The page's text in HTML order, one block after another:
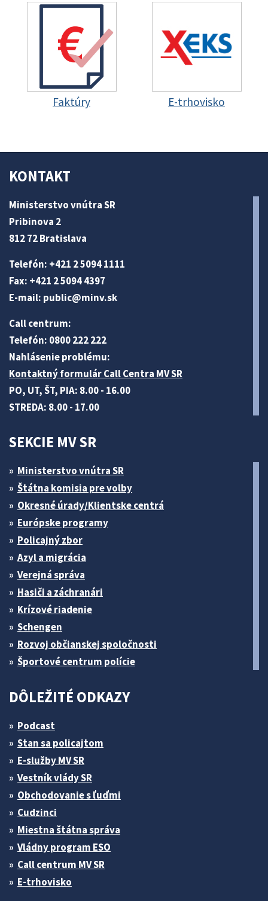
Faktúry E-trhovisko
KONTAKT
Ministerstvo vnútra SR
Pribinova 2
812 72 Bratislava
Telefón: +421 2 5094 1111
Fax: +421 2 5094 4397
E-mail: public@minv.sk
Call centrum:
Telefón: 0800 222 222
Nahlásenie problému:
Kontaktný formulár Call Centra MV SR
PO, UT, ŠT, PIA: 8.00 - 16.00
STREDA: 8.00 - 17.00
SEKCIE MV SR
Ministerstvo vnútra SR
Štátna komisia pre volby
Okresné úrady/Klientske centrá
Európske programy
Policajný zbor
Azyl a migrácia
Verejná správa
Hasiči a záchranári
Krízové riadenie
Schengen
Rozvoj občianskej spoločnosti
Športové centrum polície
DÔLEŽITÉ ODKAZY
Podcast
Stan sa policajtom
E-služby MV SR
Vestník vlády SR
Obchodovanie s ľuďmi
Cudzinci
Miestna štátna správa
Vládny program ESO
Call centrum MV SR
E-trhovisko